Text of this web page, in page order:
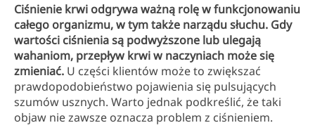
Ciśnienie krwi odgrywa ważną rolę w funkcjonowaniu
całego organizmu, w tym także narządu słuchu. Gdy
wartości ciśnienia są podwyższone lub ulegają
wahaniom, przepływ krwi w naczyniach może się
zmieniać. U części klientów może to zwiększać
prawdopodobieństwo pojawienia się pulsujących
szumów usznych. Warto jednak podkreślić, że taki
objaw nie zawsze oznacza problem z ciśnieniem.